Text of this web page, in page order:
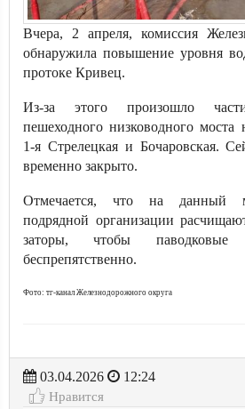
Вчера, 2 апреля, комиссия
обнаружила повышение уровня
протоке Кривец.
Из-за этого произошло
пешеходного низководного моста
1-я Стрелецкая и Бочаровская.
временно закрыто.
Отмечается, что на данный
подрядной организации
заторы, чтобы паводковые
беспрепятственно.
Фото: тг-канал Железнодорожного округа
03.04.2026
12:24
Нравится